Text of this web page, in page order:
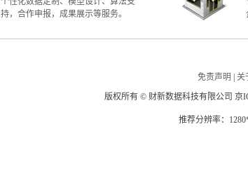
持，合作申报，成果展示等服务。
免责声明 关
版权所有 © 财新数据科技有限公司 京
推荐分辨率：